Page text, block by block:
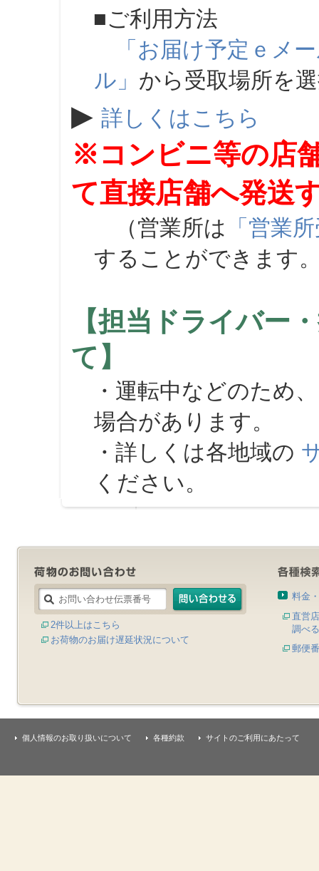
■ご利用方法
「お届け予定ｅメ
ル」 から受取場所を
▶ 詳しくはこちら
※コンビニ等の店
て直接店舗へ発送
（営業所は 「営業
することができます
【担当ドライバー
て】
・運転中などのため
場合があります。
・詳しくは各地域の
ください。
2件以上はこちら
お荷物のお届け遅延状況について
料金
直営
調べる
郵便
個人情報のお取り扱いについて 各種約款 サイトのご利用にあたって